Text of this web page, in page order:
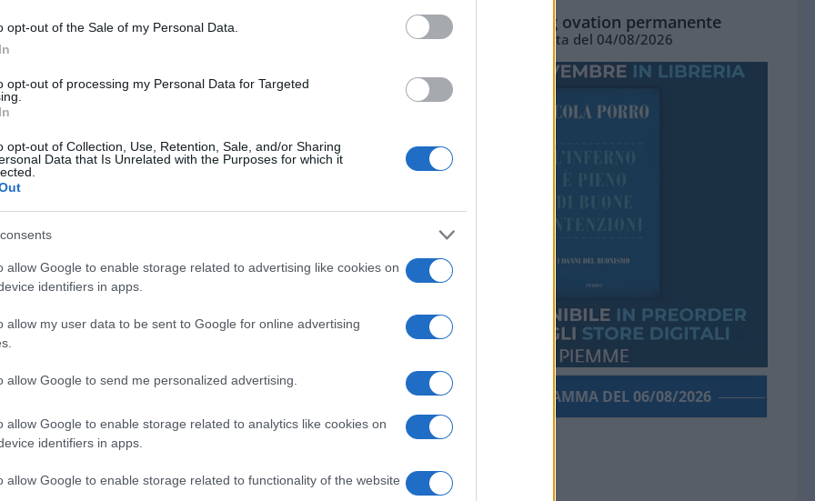
opt-out of the Sale of my Personal Data.
opt-out of processing my Personal Data for Targeted
opt-out of Collection, Use, Retention, Sale, and/or Sharing
Data that Is Unrelated with the Purposes for which it
allow Google to enable storage related to advertising like cookies on
identifiers in apps.
allow my user data to be sent to Google for online advertising
allow Google to send me personalized advertising.
allow Google to enable storage related to analytics like cookies on
identifiers in apps.
allow Google to enable storage related to functionality of the website
e professori, sindacalisti e
gli attacchi. Celebre rimane lo
della Rai, che lo accusò di fare una
la sua consueta fierezza, replicò che
che abbraccia tutte le braccia della
di una visione politica della
al Quirinale: dopo una
lei è più democristiano di me». I loro
cornice della casa Carraro, al Gianicolo.
i festeggiamenti per i 90 anni del
cui campeggiava la scritta «Cassate
Palermo. Fu sempre in quel salone, con
– raccontando la sua avversione
inorridito allo scolorimento della
– convinse Pippo a non
di fiducia, Marcello
La standing ovation permanente
Vignetta del 04/08/2026
PORROGRAMMA DEL 06/08/2026